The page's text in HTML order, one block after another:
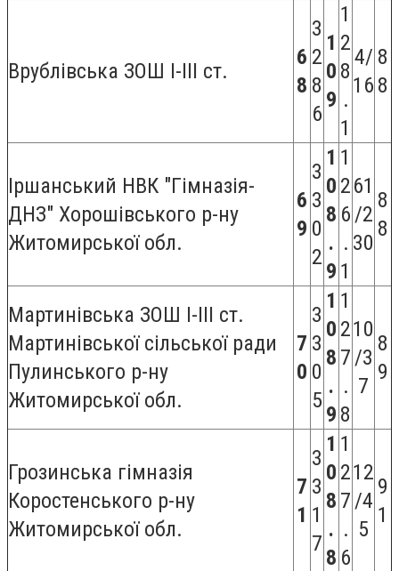
Врублівська ЗОШ І-ІІІ ст.
6
8
3
2
8
6
1
0
9
1
2
8
.
1
4/
16
8
8
Іршанський НВК "Гімназія-
ДНЗ" Хорошівського р-ну
Житомирської обл.
6
9
3
3
0
2
1
0
8
.
9
1
2
6
.
1
61
/2
30
8
8
Мартинівська ЗОШ I-III ст.
Мартинівської сільської ради
Пулинського р-ну
Житомирської обл.
7
0
3
3
0
5
1
0
8
.
9
1
2
7
.
8
10
/3
7
8
9
Грозинська гімназія
Коростенського р-ну
Житомирської обл.
7
1
3
3
1
7
1
0
8
.
8
1
2
7
.
6
12
/4
5
9
1